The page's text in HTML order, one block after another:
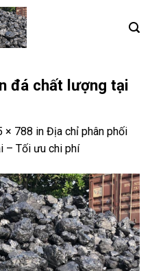
đá chất lượng tại
× 788 in Địa chỉ phân phối
– Tối ưu chi phí